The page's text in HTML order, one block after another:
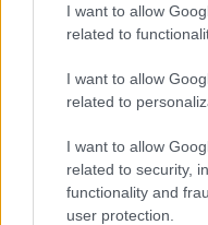
I want to allow
related to
I want to allow
related to
I want to allow
related to security,
functionality and
user protection.
και πέρα η ζωή
παρακολουθούν με
καρκίνος είναι
μάρτυρας και
τηλέφωνο (τον
άθλιες εξετάσεις.